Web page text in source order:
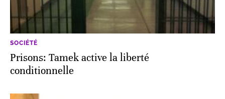
SOCIÉTÉ
Prisons: Tamek active la liberté
conditionnelle